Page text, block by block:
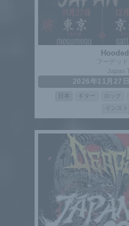
フーデッ
Japan
2026年11月27
ギター ロック
インス